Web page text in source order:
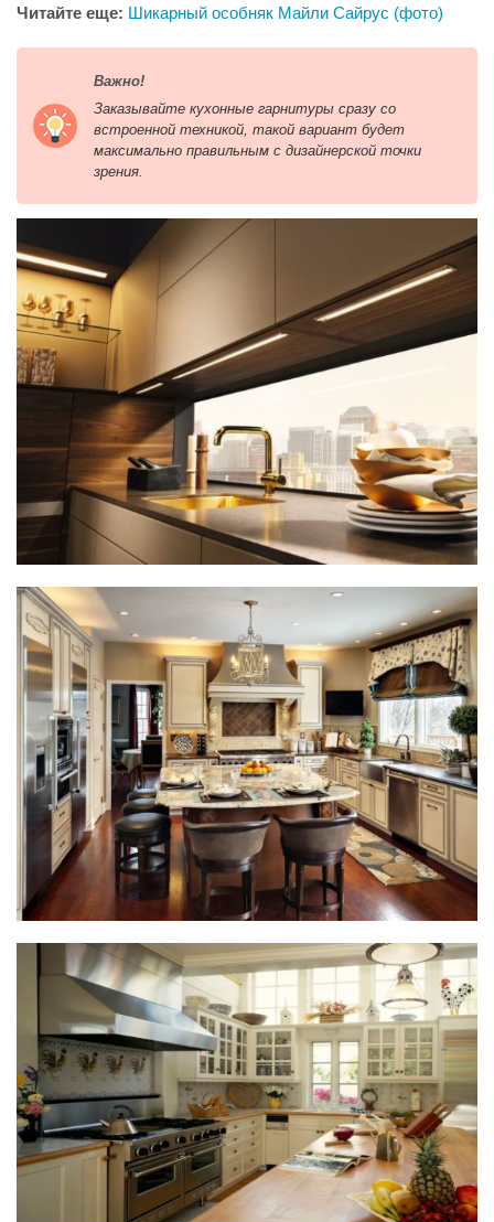
Читайте еще: Шикарный особняк Майли Сайрус (фото)
Важно!
Заказывайте кухонные гарнитуры сразу со
встроенной техникой, такой вариант будет
максимально правильным с дизайнерской точки
зрения.